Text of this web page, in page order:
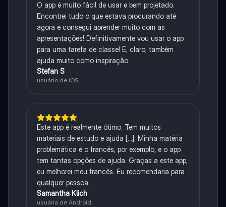
O app é muito fácil de usar e bem projetado.
Encontrei tudo o que estava procurando até
agora e consegui aprender muito com as
apresentações! Definitivamente vou usar o app
para uma tarefa de classe! E, claro, também
ajuda muito como inspiração.
Stefan S
usuário de iOS
Este app é realmente ótimo. Tem muitos
materiais de estudo e ajuda [...]. Minha matéria
problemática é o francês, por exemplo, e o app
tem tantas opções de ajuda. Graças a este app,
eu melhorei meu francês. Eu recomendaria para
qualquer pessoa.
Samantha Klich
usuária de Android